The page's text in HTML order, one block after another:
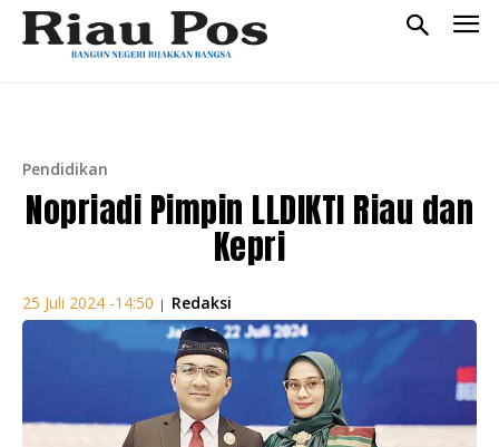
Pendidikan
Nopriadi Pimpin LLDIKTI Riau dan
Kepri
25 Juli 2024 -14:50 | Redaksi